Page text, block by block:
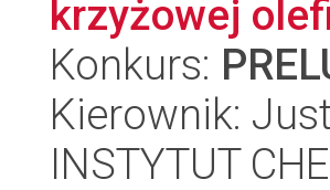
krzyżowej
Konkurs:
Kierownik:
INSTYTUT